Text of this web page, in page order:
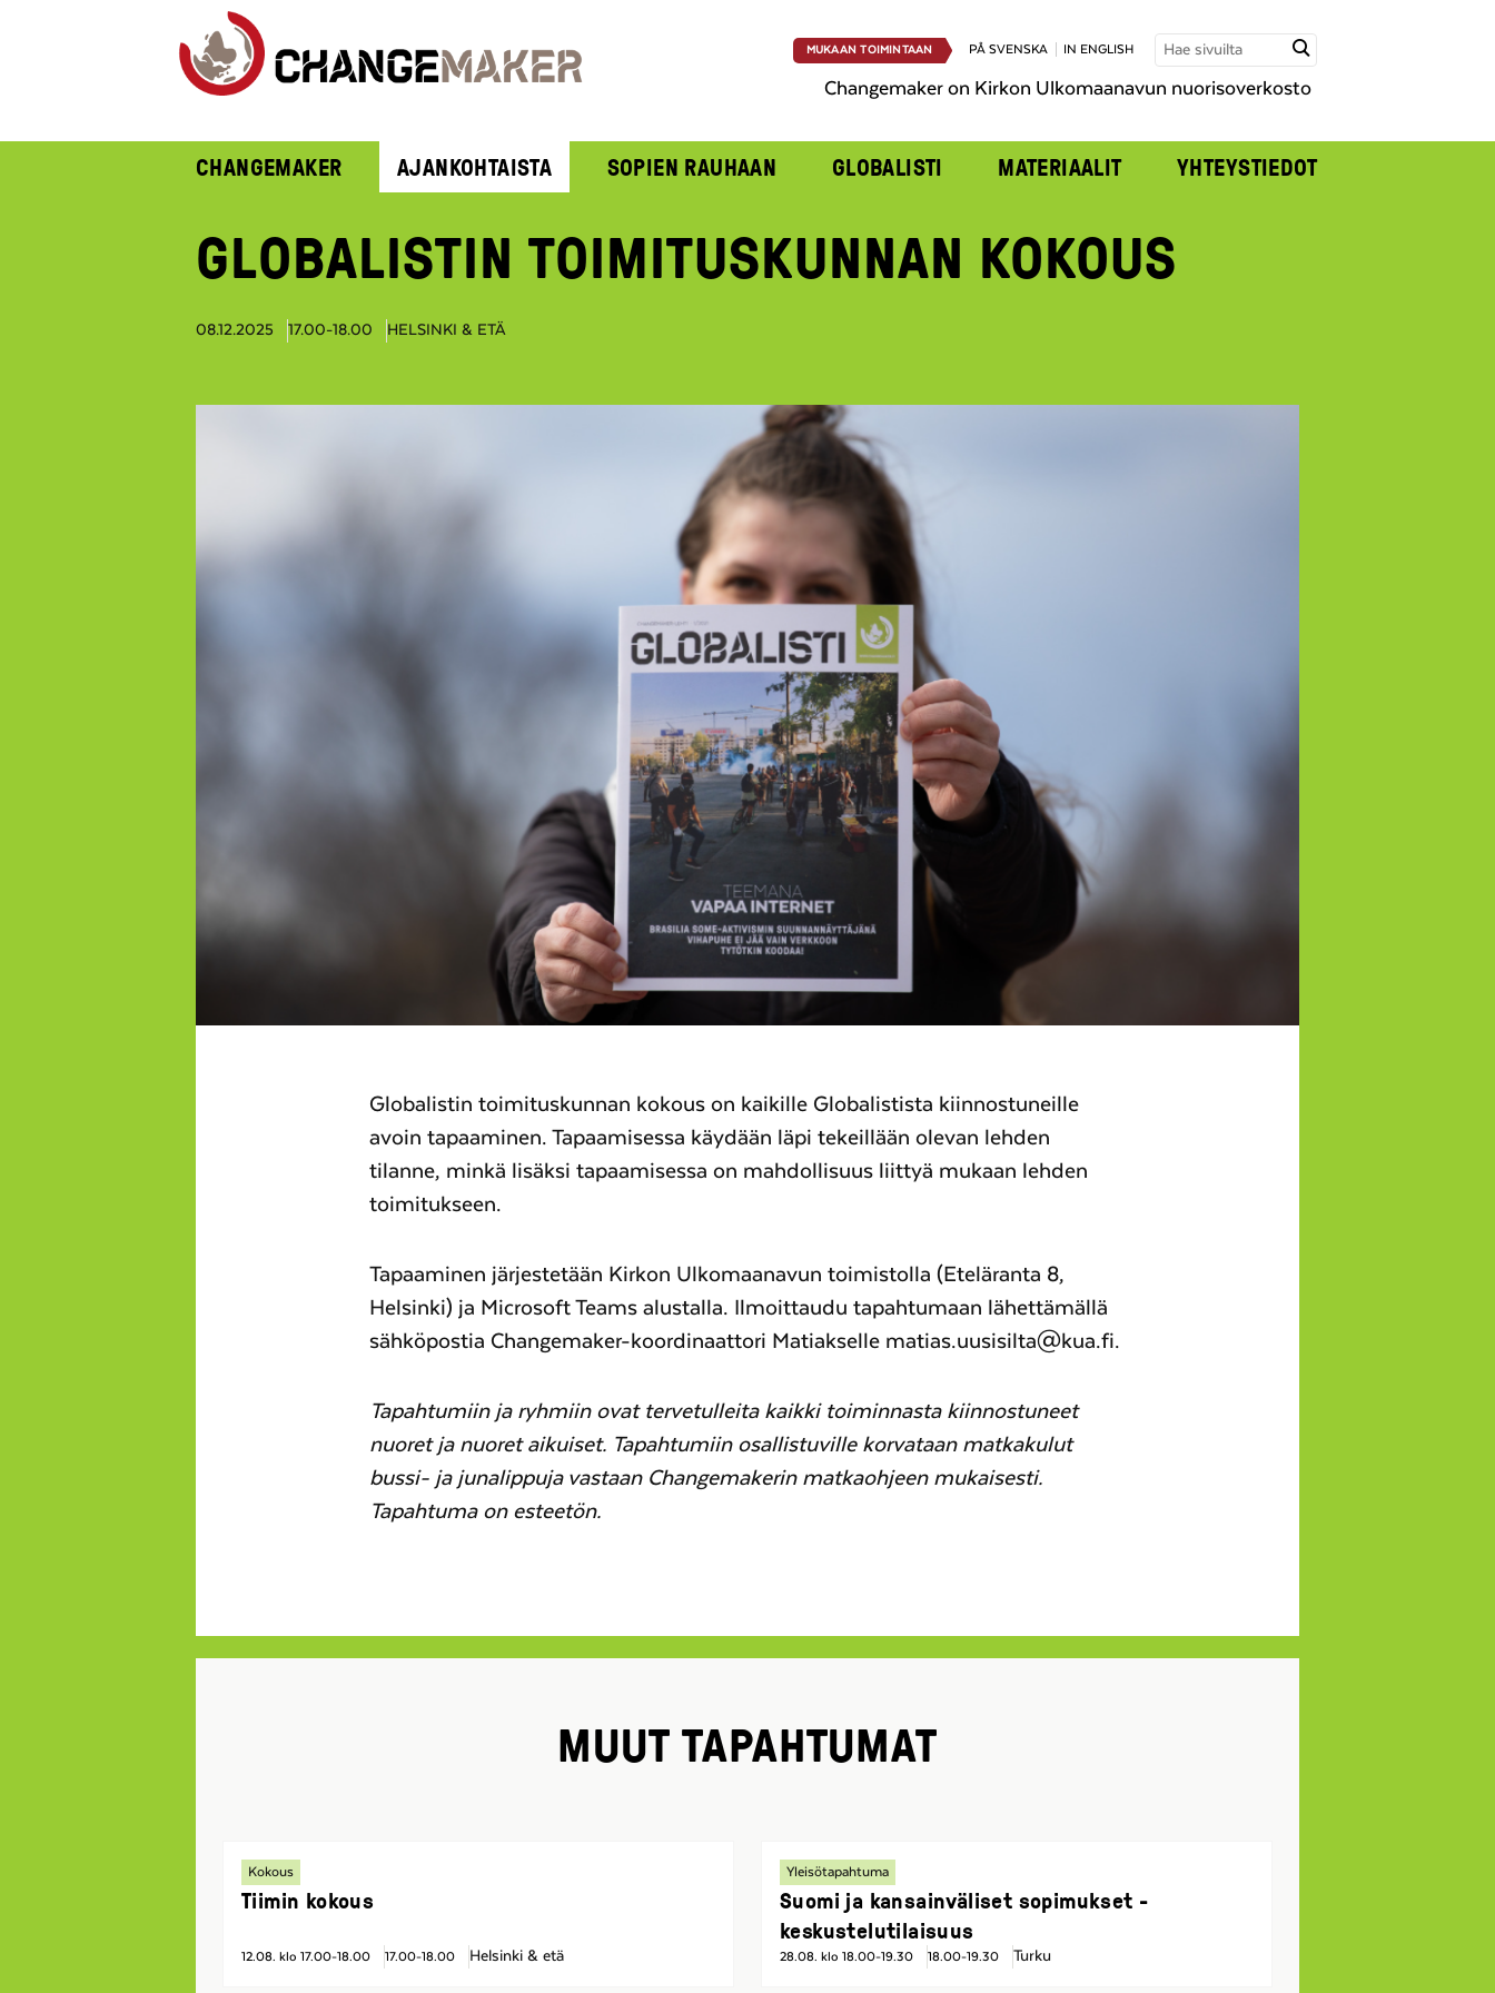
MUKAAN TOIMINTAAN PÅ SVENSKA IN ENGLISH
Changemaker on Kirkon Ulkomaanavun nuorisoverkosto
CHANGEMAKER AJANKOHTAISTA SOPIEN RAUHAAN GLOBALISTI MATERIAALIT YHTEYSTIEDOT
GLOBALISTIN TOIMITUSKUNNAN KOKOUS
08.12.2025 17.00-18.00 HELSINKI & ETÄ
Globalistin toimituskunnan kokous on kaikille Globalistista kiinnostuneille
avoin tapaaminen. Tapaamisessa käydään läpi tekeillään olevan lehden
tilanne, minkä lisäksi tapaamisessa on mahdollisuus liittyä mukaan lehden
toimitukseen.
Tapaaminen järjestetään Kirkon Ulkomaanavun toimistolla (Eteläranta 8,
Helsinki) ja Microsoft Teams alustalla. Ilmoittaudu tapahtumaan lähettämällä
sähköpostia Changemaker-koordinaattori Matiakselle matias.uusisilta@kua.fi.
Tapahtumiin ja ryhmiin ovat tervetulleita kaikki toiminnasta kiinnostuneet
nuoret ja nuoret aikuiset. Tapahtumiin osallistuville korvataan matkakulut
bussi- ja junalippuja vastaan Changemakerin matkaohjeen mukaisesti.
Tapahtuma on esteetön.
MUUT TAPAHTUMAT
Kokous
Tiimin kokous
12.08. klo 17.00-18.00 17.00-18.00 Helsinki & etä
Yleisötapahtuma
Suomi ja kansainväliset sopimukset -
keskustelutilaisuus
28.08. klo 18.00-19.30 18.00-19.30 Turku